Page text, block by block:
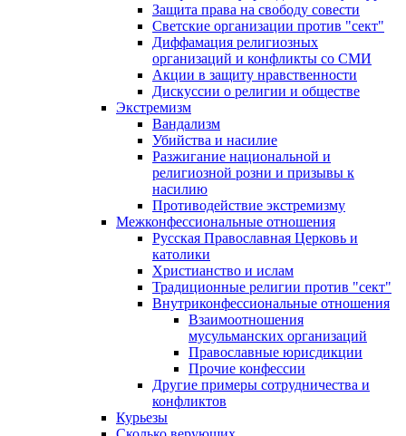
Защита права на свободу совести
Светские организации против "сект"
Диффамация религиозных
организаций и конфликты со СМИ
Акции в защиту нравственности
Дискуссии о религии и обществе
Экстремизм
Вандализм
Убийства и насилие
Разжигание национальной и
религиозной розни и призывы к
насилию
Противодействие экстремизму
Межконфессиональные отношения
Русская Православная Церковь и
католики
Христианство и ислам
Традиционные религии против "сект"
Внутриконфессиональные отношения
Взаимоотношения
мусульманских организаций
Православные юрисдикции
Прочие конфессии
Другие примеры сотрудничества и
конфликтов
Курьезы